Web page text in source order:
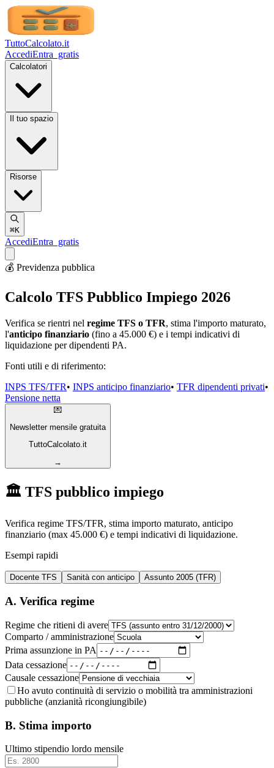
TuttoCalcolato.it
AccediEntra gratis
Calcolatori
Il tuo spazio
Risorse
⌘K
AccediEntra gratis
💰 Previdenza pubblica
Calcolo TFS Pubblico Impiego 2026
Verifica se rientri nel regime TFS o TFR, stima l'importo maturato,
l'anticipo finanziario (fino a 45.000 €) e i tempi indicativi di
liquidazione per dipendenti PA.
Fonti utili e di riferimento:
INPS TFS/TFR• INPS anticipo finanziario• TFR dipendenti privati•
Pensione netta
💌
Newsletter mensile gratuita
TuttoCalcolato.it
→
🏛️ TFS pubblico impiego
Verifica regime TFS/TFR, stima importo maturato, anticipo
finanziario (max 45.000 €) e tempi indicativi di liquidazione.
Esempi rapidi
Docente TFS Sanità con anticipo Assunto 2005 (TFR)
A. Verifica regime
Regime che ritieni di avere
Comparto / amministrazione
Prima assunzione in PA
Data cessazione
Causale cessazione
Ho avuto continuità di servizio o mobilità tra amministrazioni
pubbliche (anzianità ricongiungibile)
B. Stima importo
Ultimo stipendio lordo mensile